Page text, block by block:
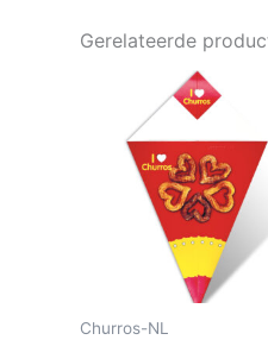
Gerelateerde
Churros-NL